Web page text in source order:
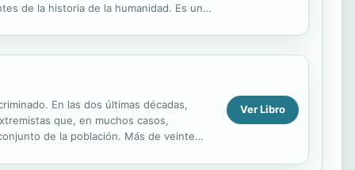
de la historia de la humanidad. Es una
En las dos últimas décadas,
que, en muchos casos,
de la población. Más de veinte
Ver Libro